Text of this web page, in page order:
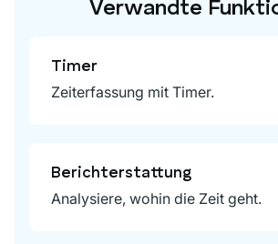
Verwandte
Timer
Zeiterfassung mit Timer.
Berichterstattung
Analysiere, wohin die Zeit geht.